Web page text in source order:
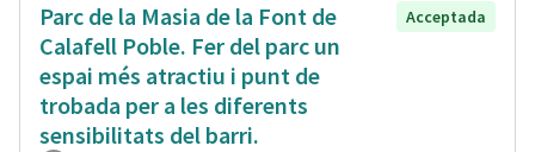
Parc de la Masia de la Font de
Calafell Poble. Fer del parc un
espai més atractiu i punt de
trobada per a les diferents
sensibilitats del barri.
Acceptada